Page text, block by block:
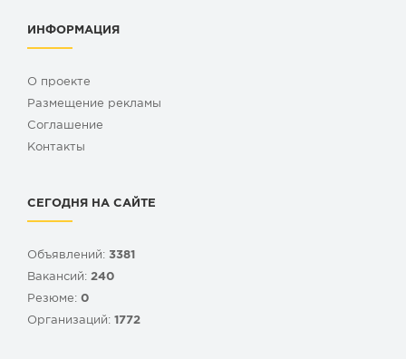
ИНФОРМАЦИЯ
О проекте
Размещение рекламы
Cоглашение
Контакты
СЕГОДНЯ НА САЙТЕ
Объявлений: 3381
Вакансий: 240
Резюме: 0
Организаций: 1772